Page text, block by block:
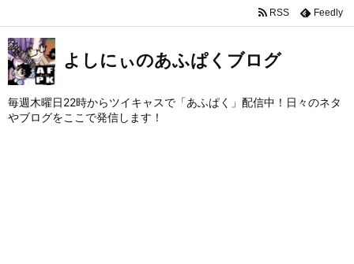
よしにぃのあふぱくブログ
毎週木曜日22時からツイキャスで「あふぱく」配信中！日々のネタ
やブログをここで発信します！
RSS Feedly